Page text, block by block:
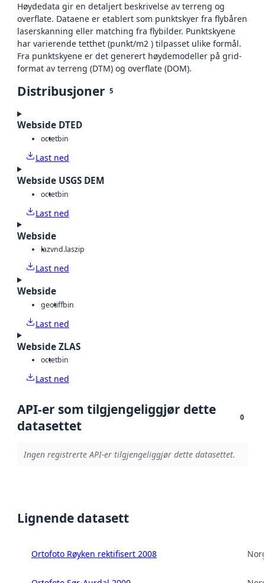
Høydedata gir en detaljert beskrivelse av terreng og
overflate. Dataene er etablert som punktskyer fra flybåren
laserskanning eller matching fra flybilder. Punktskyene
har varierende tetthet (punkt/m2 ) tilpasset ulike formål.
Fra punktskyene er det generert høydemodeller på grid-
format av terreng (DTM) og overflate (DOM).
Distribusjoner 5
Webside DTED
octetbin
Last ned
Webside USGS DEM
octetbin
Last ned
Webside
lazvnd.laszip
Last ned
Webside
geotiffbin
Last ned
Webside ZLAS
octetbin
Last ned
API-er som tilgjengeliggjør dette
datasettet
0
Ingen registrerte API-er tilgjengeliggjør dette datasettet.
Lignende datasett
Ortofoto Røyken rektifisert 2008